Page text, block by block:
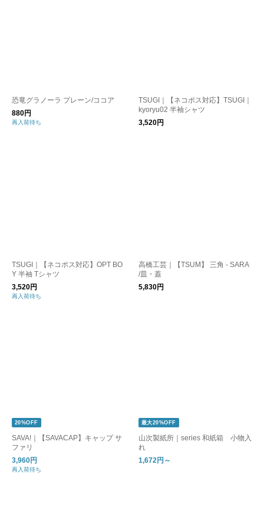
恐竜グラノーラ プレーン/ココア
880円
再入荷待ち
TSUGI｜【ネコポス対応】TSUGI｜
kyoryu02 半袖シャツ
3,520円
TSUGI｜【ネコポス対応】OPT BO
Y 半袖 Tシャツ
3,520円
再入荷待ち
高橋工芸｜【TSUM】 三角 - SARA
/皿・蓋
5,830円
20%OFF
SAVA!｜【SAVACAP】キャップ サ
ファリ
3,960円
再入荷待ち
最大20%OFF
山次製紙所｜series 和紙箱 小物入
れ
1,672円～